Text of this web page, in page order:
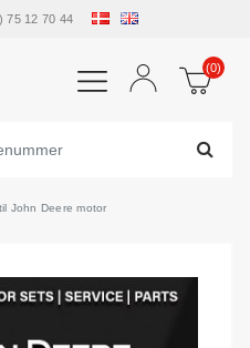
75 12 70 44
(0)
John Deere motor